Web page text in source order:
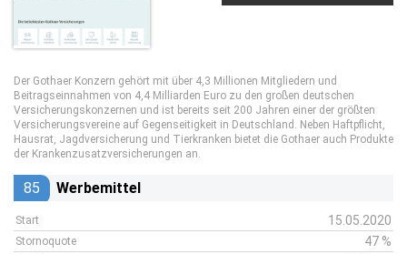
Der Gothaer Konzern gehört mit über 4,3 Millionen Mitgliedern und
Beitragseinnahmen von 4,4 Milliarden Euro zu den großen deutschen
Versicherungskonzernen und ist bereits seit 200 Jahren einer der größten
Versicherungsvereine auf Gegenseitigkeit in Deutschland. Neben Haftpflicht,
Hausrat, Jagdversicherung und Tierkranken bietet die Gothaer auch Produkte
der Krankenzusatzversicherungen an.
85 Werbemittel
Start 15.05.2020
Stornoquote 47 %